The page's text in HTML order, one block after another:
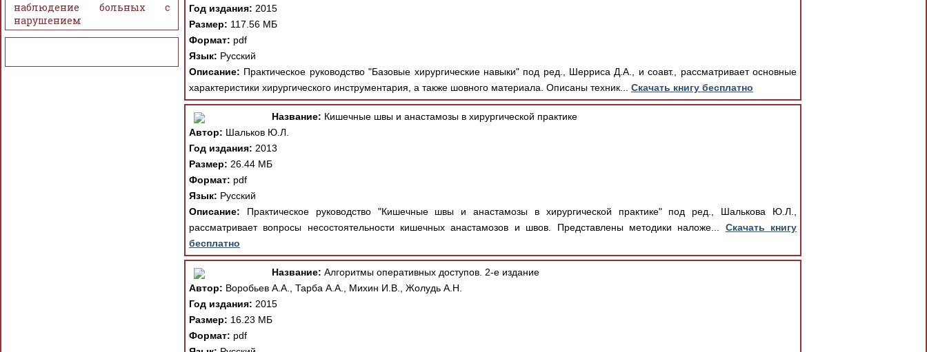
Год издания: 2015
Размер: 117.56 МБ
Формат: pdf
Язык: Русский
Описание: Практическое руководство "Базовые хирургические навыки" под ред., Шерриса Д.А., и соавт., рассматривает основные
характеристики хирургического инструментария, а также шовного материала. Описаны техник... Скачать книгу бесплатно
Название: Кишечные швы и анастамозы в хирургической практике
Автор: Шальков Ю.Л.
Год издания: 2013
Размер: 26.44 МБ
Формат: pdf
Язык: Русский
Описание: Практическое руководство "Кишечные швы и анастамозы в хирургической практике" под ред., Шалькова Ю.Л.,
рассматривает вопросы несостоятельности кишечных анастамозов и швов. Представлены методики наложе... Скачать книгу
бесплатно
Название: Алгоритмы оперативных доступов. 2-е издание
Автор: Воробьев А.А., Тарба А.А., Михин И.В., Жолудь А.Н.
Год издания: 2015
Размер: 16.23 МБ
Формат: pdf
наблюдение больных с
нарушением